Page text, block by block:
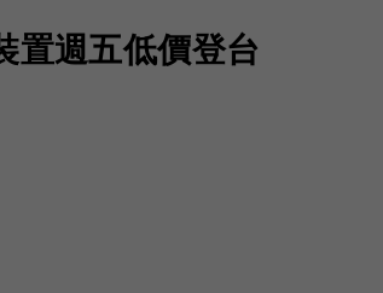
週五低價登台